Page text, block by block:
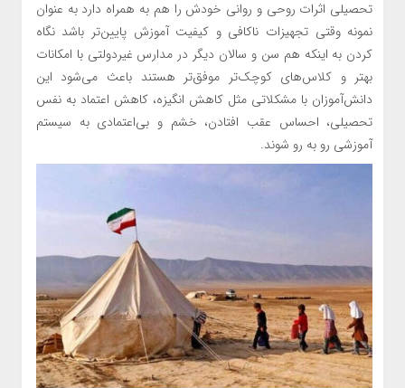
تحصیلی اثرات روحی و روانی خودش را هم به همراه دارد به عنوان
نمونه وقتی تجهیزات ناکافی و کیفیت آموزش پایین‌تر باشد نگاه
کردن به اینکه هم سن و سالان دیگر در مدارس غیردولتی با امکانات
بهتر و کلاس‌های کوچک‌تر موفق‌تر هستند باعث می‌شود این
دانش‌آموزان با مشکلاتی مثل کاهش انگیزه، کاهش اعتماد به نفس
تحصیلی، احساس عقب افتادن، خشم و بی‌اعتمادی به سیستم
آموزشی رو به رو شوند.